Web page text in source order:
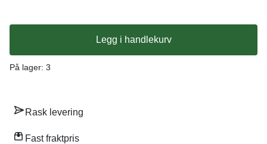
Legg i handlekurv
På lager: 3
Rask levering
Fast fraktpris